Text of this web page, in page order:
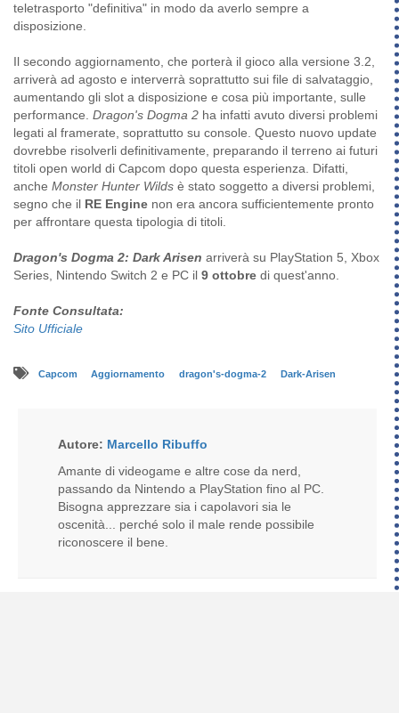
teletrasporto "definitiva" in modo da averlo sempre a
disposizione.
Il secondo aggiornamento, che porterà il gioco alla versione 3.2,
arriverà ad agosto e interverrà soprattutto sui file di salvataggio,
aumentando gli slot a disposizione e cosa più importante, sulle
performance. Dragon's Dogma 2 ha infatti avuto diversi problemi
legati al framerate, soprattutto su console. Questo nuovo update
dovrebbe risolverli definitivamente, preparando il terreno ai futuri
titoli open world di Capcom dopo questa esperienza. Difatti,
anche Monster Hunter Wilds è stato soggetto a diversi problemi,
segno che il RE Engine non era ancora sufficientemente pronto
per affrontare questa tipologia di titoli.
Dragon's Dogma 2: Dark Arisen arriverà su PlayStation 5, Xbox
Series, Nintendo Switch 2 e PC il 9 ottobre di quest'anno.
Fonte Consultata:
Sito Ufficiale
Capcom Aggiornamento dragon's-dogma-2 Dark-Arisen
Autore: Marcello Ribuffo
Amante di videogame e altre cose da nerd,
passando da Nintendo a PlayStation fino al PC.
Bisogna apprezzare sia i capolavori sia le
oscenità... perché solo il male rende possibile
riconoscere il bene.